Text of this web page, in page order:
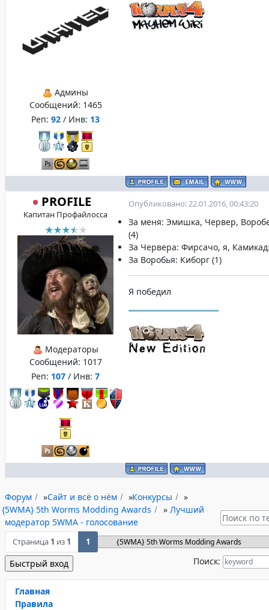
Админы
Сообщений: 1465
Реп: 92 / Инв: 13
PROFILE
Капитан Профайлосса
Модераторы
Сообщений: 1017
Реп: 107 / Инв: 7
Опубликовано: 22.01.2016, 00:43:20
За меня: Эмишка, Червер,
(4)
За Червера: Фирсачо, я,
За Воробья: Киборг (1)
Я победил
Форум »Сайт и всё о нём »Конкурсы
»
{5WMA} 5th Worms Modding Awards
» Лучший
модератор 5WMA - голосование
Страница 1 из 1 1
Поиск:
Главная
Правила